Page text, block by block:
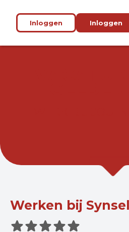
Inloggen Inloggen
Werken bij Synsel